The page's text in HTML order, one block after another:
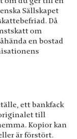
Sällskapet
Då
om
en bostad
ett bankfack
till
Kopior kan
är förstört.